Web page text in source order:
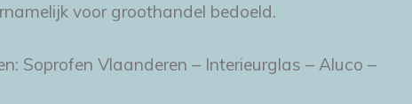
voor groothandel bedoeld.
Soprofen Vlaanderen – Interieurglas – Aluco –